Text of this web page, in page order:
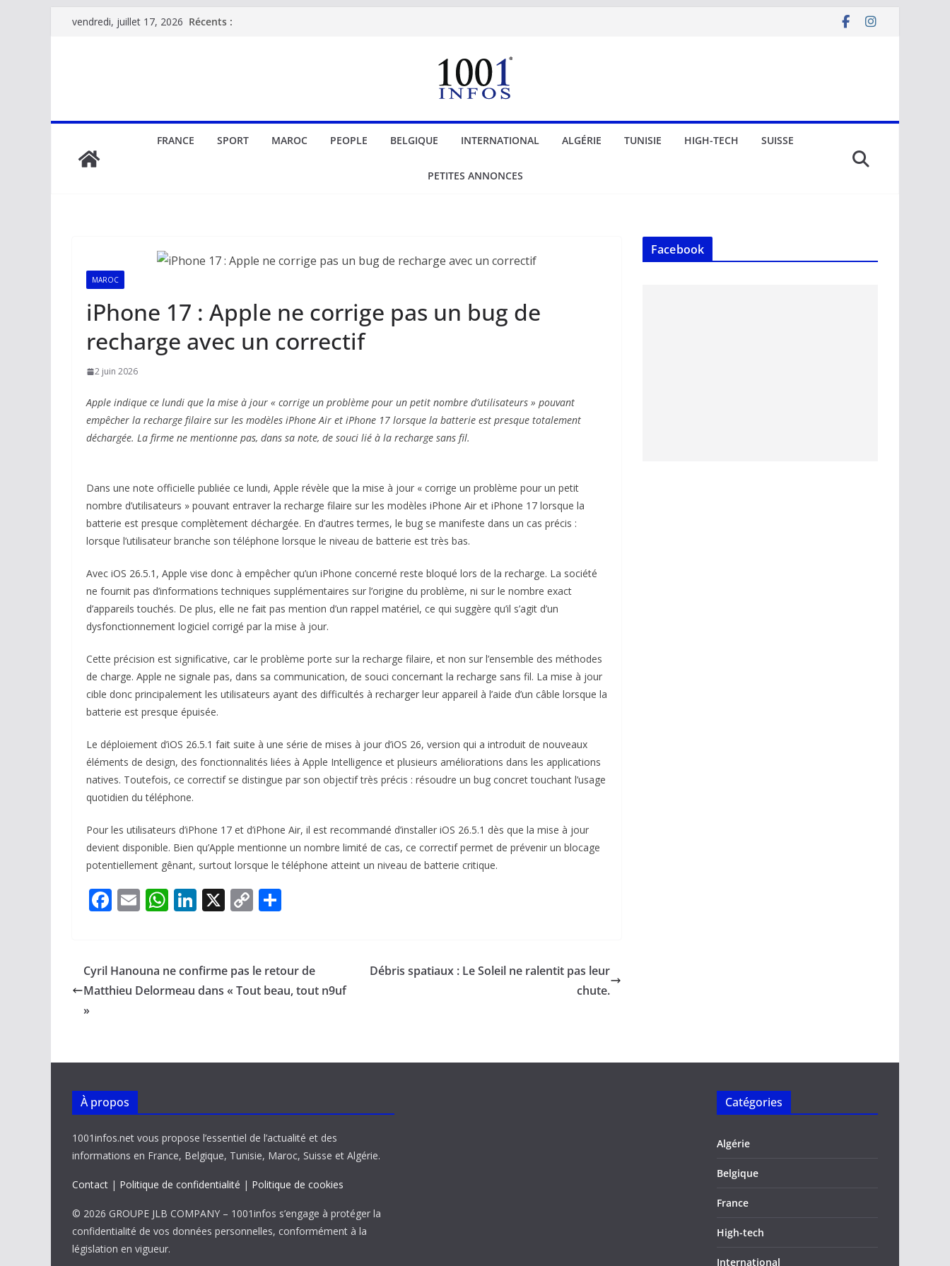
Passervendredi, juillet 17, 2026 Récents :
FRANCE SPORT MAROC PEOPLE BELGIQUE INTERNATIONAL ALGÉRIE TUNISIE HIGH-TECH SUISSE
PETITES ANNONCES
MAROC
iPhone 17 : Apple ne corrige pas un bug de
recharge avec un correctif
2 juin 2026
Apple indique ce lundi que la mise à jour « corrige un problème pour un petit nombre d’utilisateurs » pouvant
empêcher la recharge filaire sur les modèles iPhone Air et iPhone 17 lorsque la batterie est presque totalement
déchargée. La firme ne mentionne pas, dans sa note, de souci lié à la recharge sans fil.
Dans une note officielle publiée ce lundi, Apple révèle que la mise à jour « corrige un problème pour un petit
nombre d’utilisateurs » pouvant entraver la recharge filaire sur les modèles iPhone Air et iPhone 17 lorsque la
batterie est presque complètement déchargée. En d’autres termes, le bug se manifeste dans un cas précis :
lorsque l’utilisateur branche son téléphone lorsque le niveau de batterie est très bas.
Avec iOS 26.5.1, Apple vise donc à empêcher qu’un iPhone concerné reste bloqué lors de la recharge. La société
ne fournit pas d’informations techniques supplémentaires sur l’origine du problème, ni sur le nombre exact
d’appareils touchés. De plus, elle ne fait pas mention d’un rappel matériel, ce qui suggère qu’il s’agit d’un
dysfonctionnement logiciel corrigé par la mise à jour.
Cette précision est significative, car le problème porte sur la recharge filaire, et non sur l’ensemble des méthodes
de charge. Apple ne signale pas, dans sa communication, de souci concernant la recharge sans fil. La mise à jour
cible donc principalement les utilisateurs ayant des difficultés à recharger leur appareil à l’aide d’un câble lorsque la
batterie est presque épuisée.
Le déploiement d’iOS 26.5.1 fait suite à une série de mises à jour d’iOS 26, version qui a introduit de nouveaux
éléments de design, des fonctionnalités liées à Apple Intelligence et plusieurs améliorations dans les applications
natives. Toutefois, ce correctif se distingue par son objectif très précis : résoudre un bug concret touchant l’usage
quotidien du téléphone.
Pour les utilisateurs d’iPhone 17 et d’iPhone Air, il est recommandé d’installer iOS 26.5.1 dès que la mise à jour
devient disponible. Bien qu’Apple mentionne un nombre limité de cas, ce correctif permet de prévenir un blocage
potentiellement gênant, surtout lorsque le téléphone atteint un niveau de batterie critique.
F
b
o
E
l
W
s
A
Li
e
dI
X C
y
Li
g
er
Cyril Hanouna ne confirme pas le retour de
Matthieu Delormeau dans « Tout beau, tout n9uf
»
Débris spatiaux : Le Soleil ne ralentit pas leur
chute.
Facebook
À propos
1001infos.net vous propose l’essentiel de l’actualité et des
informations en France, Belgique, Tunisie, Maroc, Suisse et Algérie.
Contact | Politique de confidentialité | Politique de cookies
© 2026 GROUPE JLB COMPANY – 1001infos s’engage à protéger la
confidentialité de vos données personnelles, conformément à la
législation en vigueur.
Catégories
Algérie
Belgique
France
High-tech
International